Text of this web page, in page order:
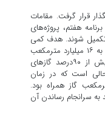
قرار گرفت. مقامات
هفتم، پروژه‌های
تکمیل شوند. هدف کمی
برنامه هفتم افزایش جمع‌آوری گازهای همراه به ۱۶ میلیارد مترمکعب
در سال است. به سخنی دیگر جمع‌آوری بیش از ۹۰درصد گازهای
درحالی است که در زمان
حدود ۴ میلیارد مترمکعب گاز همراه بود.
سرانجام رساندن آن